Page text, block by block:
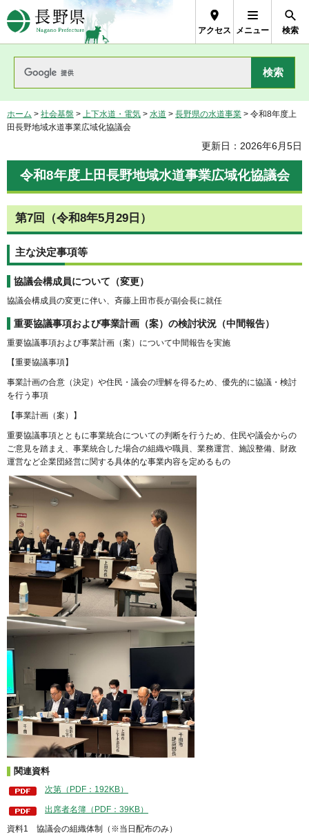
長野県Nagano Prefecture
アクセス メニュー 検索
ホーム > 社会基盤 > 上下水道・電気 > 水道 > 長野県の水道事業 > 令和8年度上
田長野地域水道事業広域化協議会
更新日：2026年6月5日
令和8年度上田長野地域水道事業広域化協議会
第7回（令和8年5月29日）
主な決定事項等
協議会構成員について（変更）
協議会構成員の変更に伴い、斉藤上田市長が副会長に就任
重要協議事項および事業計画（案）の検討状況（中間報告）
重要協議事項および事業計画（案）について中間報告を実施
【重要協議事項】
事業計画の合意（決定）や住民・議会の理解を得るため、優先的に協議・検討
を行う事項
【事業計画（案）】
重要協議事項とともに事業統合についての判断を行うため、住民や議会からの
ご意見を踏まえ、事業統合した場合の組織や職員、業務運営、施設整備、財政
運営など企業団経営に関する具体的な事業内容を定めるもの
関連資料
次第（PDF：192KB）
出席者名簿（PDF：39KB）
資料1 協議会の組織体制（※当日配布のみ）